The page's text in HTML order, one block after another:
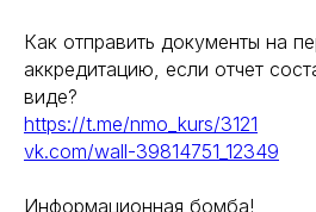
Как отправить документы на
аккредитацию, если отчет
виде?
https://t.me/nmo_kurs/3121
vk.com/wall-39814751_12349
Информационная бомба!
Проверить лицензию
ИНН/КПП 9702021368/770201001
ОГРН 1207700292690